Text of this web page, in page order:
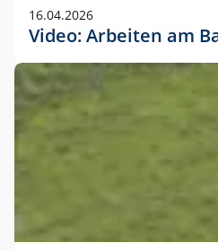
16.04.2026
Video: Arbeiten am